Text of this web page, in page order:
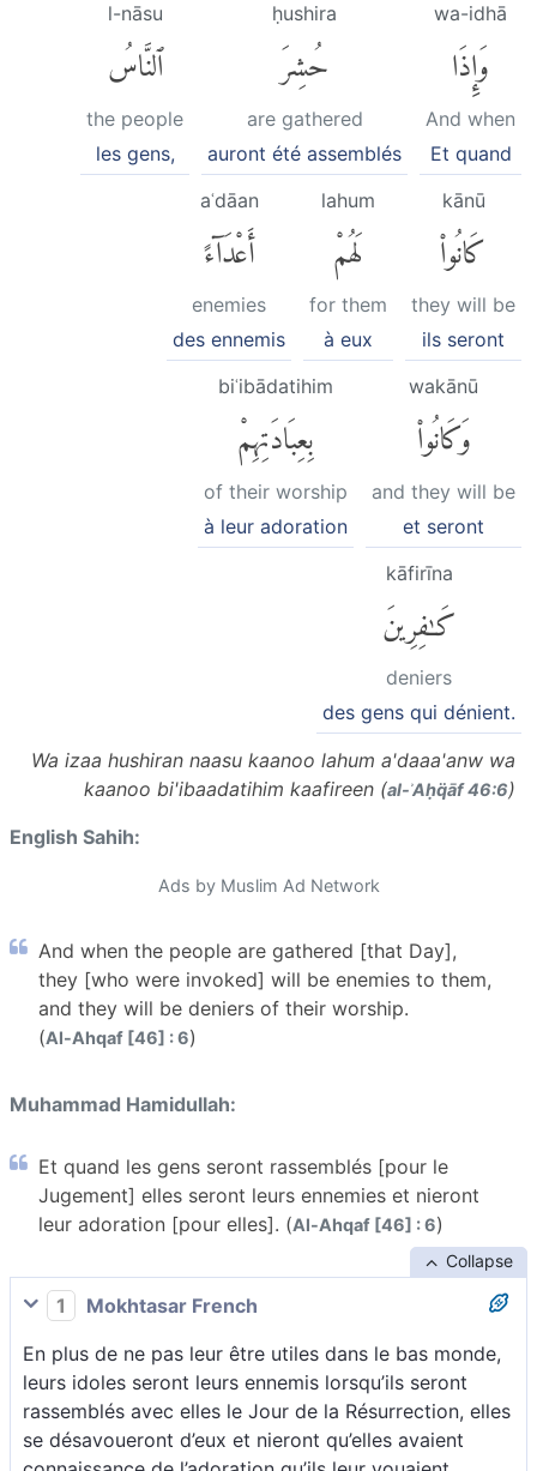
wa-idhā
وَإِذَا
And when
Et quand
ḥushira
حُشِرَ
are gathered
auront été assemblés
l-nāsu
ٱلنَّاسُ
the people
les gens,
kānū
كَانُوا۟
they will be
ils seront
lahum
لَهُمْ
for them
à eux
aʿdāan
أَعْدَآءً
enemies
des ennemis
wakānū
وَكَانُوا۟
and they will be
et seront
biʿibādatihim
بِعِبَادَتِهِمْ
of their worship
à leur adoration
kāfirīna
كَٰفِرِينَ
deniers
des gens qui dénient.
Wa izaa hushiran naasu kaanoo lahum a'daaa'anw wa
kaanoo bi'ibaadatihim kaafireen (al-ʾAḥq̈āf 46:6)
English Sahih:
Ads by Muslim Ad Network
And when the people are gathered [that Day],
they [who were invoked] will be enemies to them,
and they will be deniers of their worship.
(Al-Ahqaf [46] : 6)
Muhammad Hamidullah:
Et quand les gens seront rassemblés [pour le
Jugement] elles seront leurs ennemies et nieront
leur adoration [pour elles]. (Al-Ahqaf [46] : 6)
Collapse
1
Mokhtasar French
En plus de ne pas leur être utiles dans le bas monde,
leurs idoles seront leurs ennemis lorsqu’ils seront
rassemblés avec elles le Jour de la Résurrection, elles
se désavoueront d’eux et nieront qu’elles avaient